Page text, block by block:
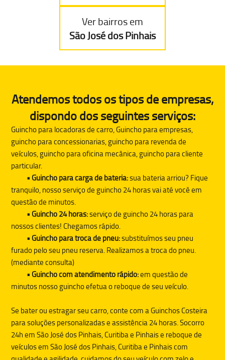
Ver bairros em
São José dos Pinhais
Atendemos todos os tipos de empresas,
dispondo dos seguintes serviços:
Guincho para locadoras de carro, Guincho para empresas,
guincho para concessionarias, guincho para revenda de
veículos, guincho para oficina mecânica, guincho para cliente
particular.
• Guincho para carga de bateria:sua bateria arriou? Fique
tranquilo, nosso serviço de guincho 24 horas vai até você em
questão de minutos.
• Guincho 24 horas:serviço de guincho 24 horas para
nossos clientes! Chegamos rápido.
• Guincho para troca de pneu:substituímos seu pneu
furado pelo seu pneu reserva. Realizamos a troca do pneu.
(mediante consulta)
• Guincho com atendimento rápido:em questão de
minutos nosso guincho efetua o reboque de seu veículo.
Se bater ou estragar seu carro, conte com aGuinchos Costeira
para soluções personalizadas e assistência 24 horas. Socorro
24h em São José dos Pinhais, Curitiba e Pinhais e reboque de
veículos em São José dos Pinhais, Curitiba e Pinhais com